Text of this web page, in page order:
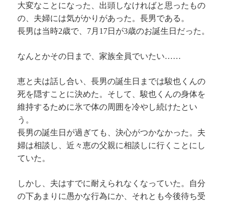
大変なことになった、出頭しなければと思ったもの
の、夫婦には気がかりがあった。長男である。
長男は当時2歳で、7月17日が3歳のお誕生日だった。
なんとかその日まで、家族全員でいたい……
恵と夫は話し合い、長男の誕生日までは駿也くんの
死を隠すことに決めた。そして、駿也くんの身体を
維持するために氷で体の周囲を冷やし続けたとい
う。
長男の誕生日が過ぎても、決心がつかなかった。夫
婦は相談し、近々恵の父親に相談しに行くことにし
ていた。
しかし、夫はすでに耐えられなくなっていた。自分
の下あまりに愚かな行為にか、それとも今後待ち受